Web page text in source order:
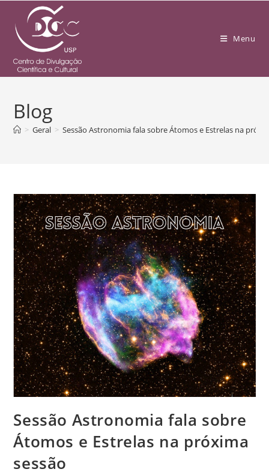
Menu
Blog
> Geral > Sessão Astronomia fala sobre Átomos e Estrelas na
Sessão Astronomia fala sobre
Átomos e Estrelas na próxima
sessão